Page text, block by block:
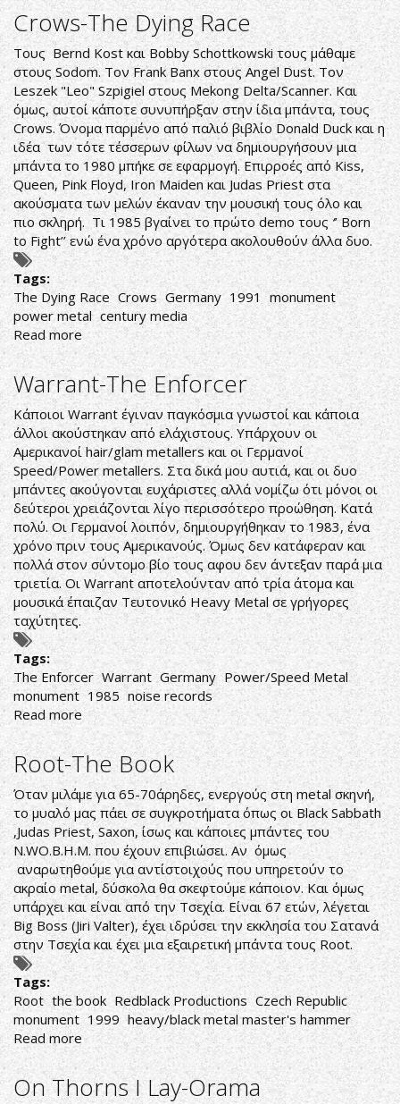
Heavy
Metal
Ears
Crows-The Dying Race
Τους Bernd Kost και Bobby Schottkowski τους μάθαμε
στους Sodom. Τον Frank Banx στους Angel Dust. Τον
Leszek "Leo" Szpigiel στους Mekong Delta/Scanner. Και
όμως, αυτοί κάποτε συνυπήρξαν στην ίδια μπάντα, τους
Crows. Όνομα παρμένο από παλιό βιβλίο Donald Duck και η
ιδέα των τότε τέσσερων φίλων να δημιουργήσουν μια
μπάντα το 1980 μπήκε σε εφαρμογή. Επιρροές από Kiss,
Queen, Pink Floyd, Iron Maiden και Judas Priest στα
ακούσματα των μελών έκαναν την μουσική τους όλο και
πιο σκληρή. Τι 1985 βγαίνει το πρώτο demo τους‘’ Born
to Fight’’ ενώ ένα χρόνο αργότερα ακολουθούν άλλα δυο.
Tags:
The Dying Race Crows Germany 1991 monument
power metal century media
Read more about
Crows-
The
Dying
Race
Warrant-The Enforcer
Κάποιοι Warrant έγιναν παγκόσμια γνωστοί και κάποια
άλλοι ακούστηκαν από ελάχιστους. Υπάρχουν οι
Αμερικανοί hair/glam metallers και οι Γερμανοί
Speed/Power metallers. Στα δικά μου αυτιά, και οι δυο
μπάντες ακούγονται ευχάριστες αλλά νομίζω ότι μόνοι οι
δεύτεροι χρειάζονται λίγο περισσότερο προώθηση. Κατά
πολύ. Οι Γερμανοί λοιπόν, δημιουργήθηκαν το 1983, ένα
χρόνο πριν τους Αμερικανούς. Όμως δεν κατάφεραν και
πολλά στον σύντομο βίο τους αφου δεν άντεξαν παρά μια
τριετία. Οι Warrant αποτελούνταν από τρία άτομα και
μουσικά έπαιζαν Τευτονικό Heavy Metal σε γρήγορες
ταχύτητες.
Tags:
The Enforcer Warrant Germany Power/Speed Metal
monument 1985 noise records
Read more about
Warrant-
The
Enforcer
Root-The Book
Όταν μιλάμε για 65-70άρηδες, ενεργούς στη metal σκηνή,
το μυαλό μας πάει σε συγκροτήματα όπως οι Black Sabbath
,Judas Priest, Saxon, ίσως και κάποιες μπάντες του
N.WO.B.H.M. που έχουν επιβιώσει. Αν όμως
αναρωτηθούμε για αντίστοιχούς που υπηρετούν το
ακραίο metal, δύσκολα θα σκεφτούμε κάποιον. Και όμως
υπάρχει και είναι από την Τσεχία. Είναι 67 ετών, λέγεται
Big Boss (Jiri Valter), έχει ιδρύσει την εκκλησία του Σατανά
στην Τσεχία και έχει μια εξαιρετική μπάντα τους Root.
Tags:
Root the book Redblack Productions Czech Republic
monument 1999 heavy/black metal master's hammer
Read moreabout
Root-
The
Book
On Thorns I Lay-Orama